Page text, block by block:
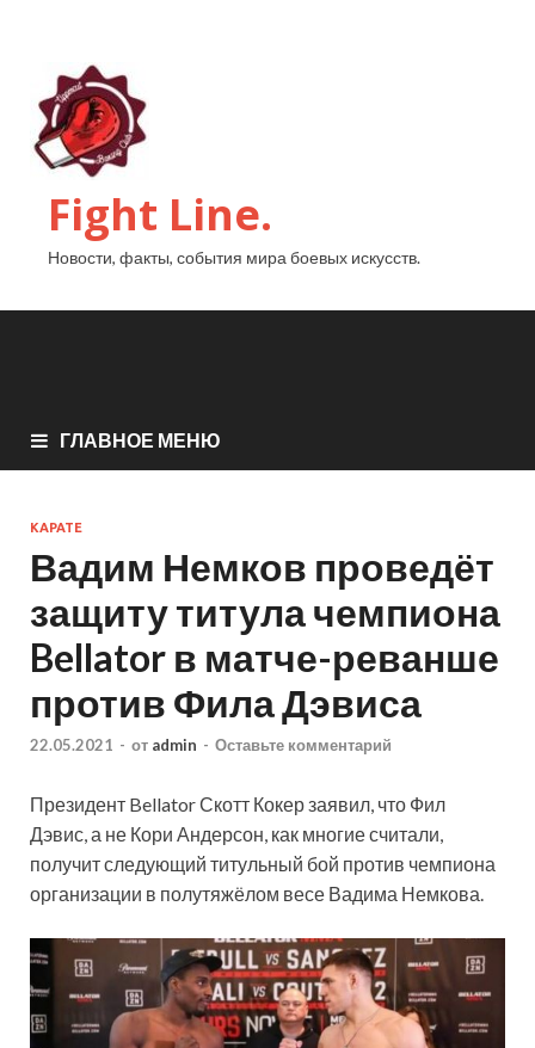
Fight Line.
Новости, факты, события мира боевых искусств.
ГЛАВНОЕ МЕНЮ
КАРАТЕ
Вадим Немков проведёт
защиту титула чемпиона
Bellator в матче-реванше
против Фила Дэвиса
22.05.2021 - от admin - Оставьте комментарий
Президент Bellator Скотт Кокер заявил, что Фил
Дэвис, а не Кори Андерсон, как многие считали,
получит следующий титульный бой против чемпиона
организации в полутяжёлом весе Вадима Немкова.